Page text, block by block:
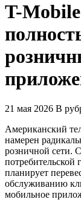
T-
21 мая 2026 В
Американский
намерен
розничной сети.
планирует
обслуживанию
мобильное